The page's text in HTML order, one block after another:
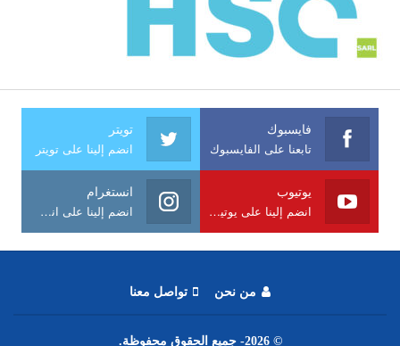
فايسبوك
تابعنا على الفايسبوك
تويتر
انضم إلينا على تويتر
يوتيوب
انضم إلينا على يوتيوب
انستغرام
انضم إلينا على انستغرام
من نحن تواصل معنا
© 2026- جميع الحقوق محفوظة.